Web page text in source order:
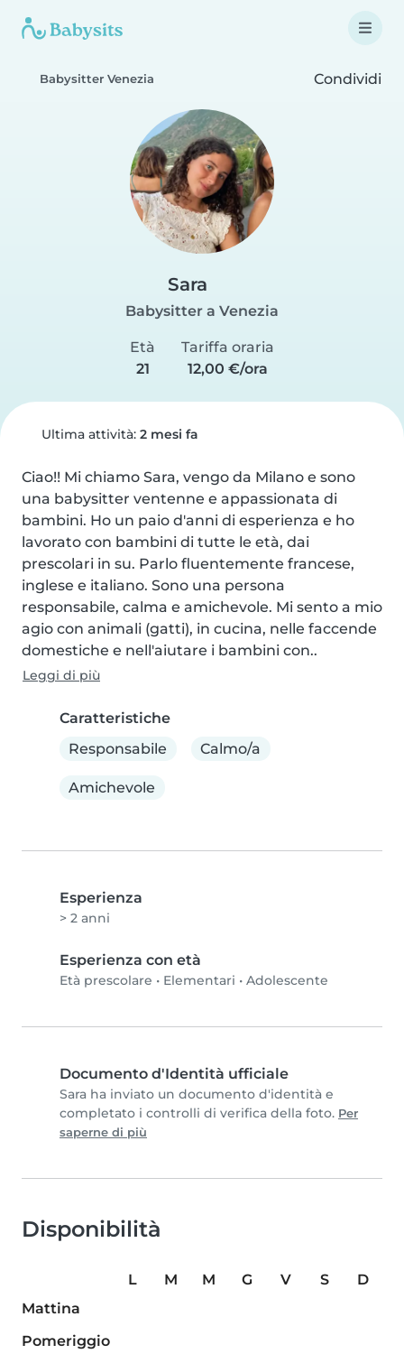
Babysitter Venezia Condividi
Sara
Babysitter a Venezia
Età
21
Tariffa oraria
12,00 €/ora
Ultima attività: 2 mesi fa
Ciao!! Mi chiamo Sara, vengo da Milano e sono
una babysitter ventenne e appassionata di
bambini. Ho un paio d'anni di esperienza e ho
lavorato con bambini di tutte le età, dai
prescolari in su. Parlo fluentemente francese,
inglese e italiano. Sono una persona
responsabile, calma e amichevole. Mi sento a mio
agio con animali (gatti), in cucina, nelle faccende
domestiche e nell'aiutare i bambini con..
Leggi di più
Caratteristiche
Responsabile
Calmo/a
Amichevole
Esperienza
> 2 anni
Esperienza con età
Età prescolare • Elementari • Adolescente
Documento d'Identità ufficiale
Sara ha inviato un documento d'identità e
completato i controlli di verifica della foto. Per
saperne di più
Disponibilità
L M M G V S
D
Mattina
Pomeriggio